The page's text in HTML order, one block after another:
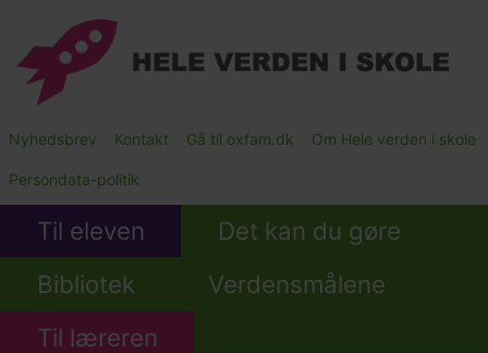
hovedindhold
Main
Submenu
Nyhedsbrev Kontakt Gå til oxfam.dk Om Hele verden i skole
Persondata-politik
Til eleven
Det kan du gøre
Bibliotek
Verdensmålene
Til læreren